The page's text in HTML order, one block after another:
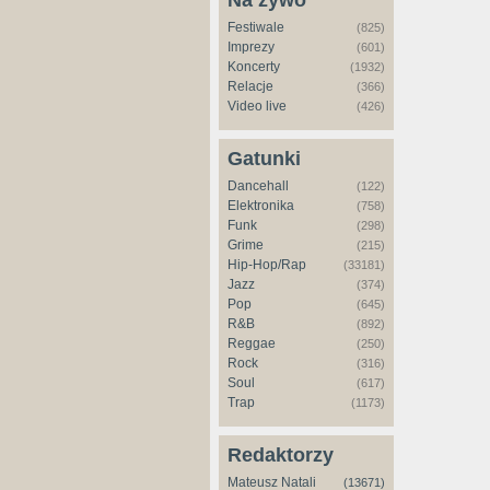
Festiwale (825)
Imprezy (601)
Koncerty (1932)
Relacje (366)
Video live (426)
Gatunki
Dancehall (122)
Elektronika (758)
Funk (298)
Grime (215)
Hip-Hop/Rap (33181)
Jazz (374)
Pop (645)
R&B (892)
Reggae (250)
Rock (316)
Soul (617)
Trap (1173)
Redaktorzy
Mateusz Natali (13671)